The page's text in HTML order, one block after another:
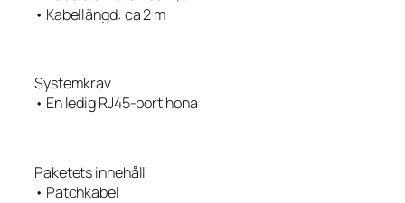
• Kabellängd: ca 2 m
Systemkrav
• En ledig RJ45-port hona
Paketets innehåll
• Patchkabel